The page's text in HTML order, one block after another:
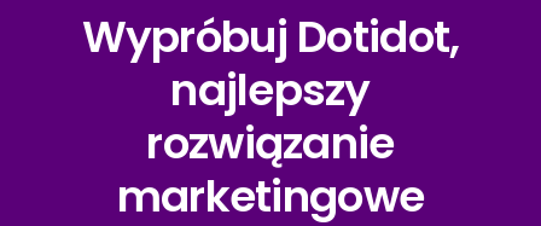
Wypróbuj Dotidot,
najlepszy
rozwiązanie
marketingowe